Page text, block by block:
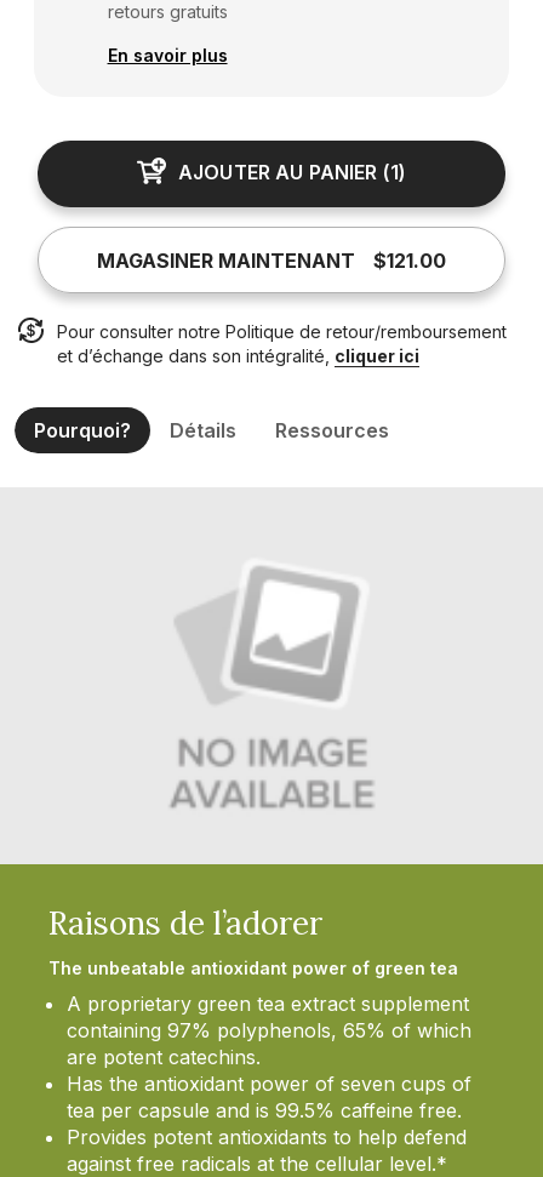
retours gratuits
En savoir plus
AJOUTER AU PANIER (1)
MAGASINER MAINTENANT $121.00
Pour consulter notre Politique de retour/remboursement
et d’échange dans son intégralité, cliquer ici
Pourquoi? Détails Ressources
Raisons de l’adorer
The unbeatable antioxidant power of green tea
A proprietary green tea extract supplement
containing 97% polyphenols, 65% of which
are potent catechins.
Has the antioxidant power of seven cups of
tea per capsule and is 99.5% caffeine free.
Provides potent antioxidants to help defend
against free radicals at the cellular level.*